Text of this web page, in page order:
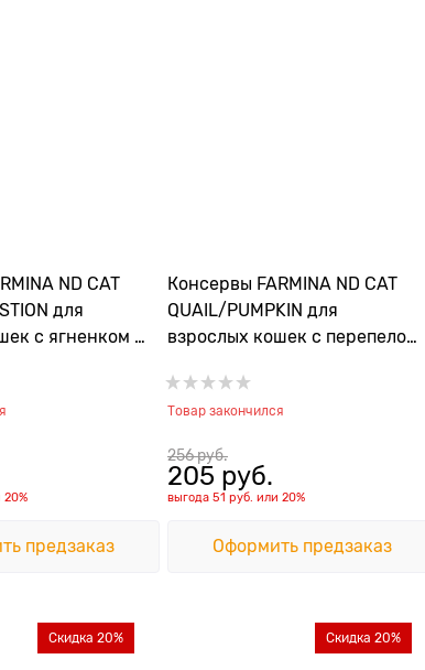
ND CAT
для
с ягненком и
20%
предзаказ
Консервы FARMINA ND CAT
QUAIL/PUMPKIN для
взрослых кошек с перепелом
Товар закончился
256 руб.
205 руб.
выгода 51 руб. или 20%
Оформить предзаказ
Скидка 20% Скидка 20%